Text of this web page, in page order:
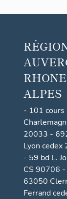
ALPES
- 101 cours
20033 -
Lyon cedex
- 59 bd L.
CS 90706 -
63050
Ferrand